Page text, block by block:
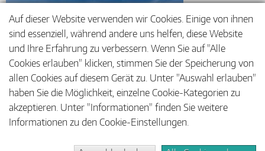
Auf dieser Website verwenden wir Cookies. Einige von ihnen
sind essenziell, während andere uns helfen, diese Website
und Ihre Erfahrung zu verbessern. Wenn Sie auf "Alle
Cookies erlauben" klicken, stimmen Sie der Speicherung von
allen Cookies auf diesem Gerät zu. Unter "Auswahl erlauben"
haben Sie die Möglichkeit, einzelne Cookie-Kategorien zu
akzeptieren. Unter "Informationen" finden Sie weitere
Informationen zu den Cookie-Einstellungen.